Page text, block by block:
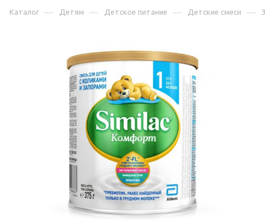
Каталог — Детям — Детское питание — Детские смеси —